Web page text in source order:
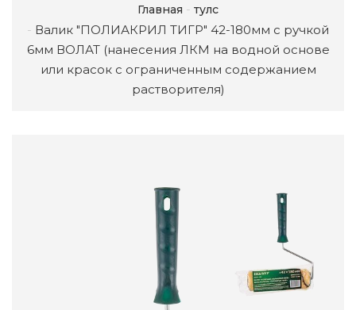
Главная тулс
Валик "ПОЛИАКРИЛ ТИГР" 42-180мм с ручкой
6мм ВОЛАТ (нанесения ЛКМ на водной основе
или красок с ограниченным содержанием
растворителя)